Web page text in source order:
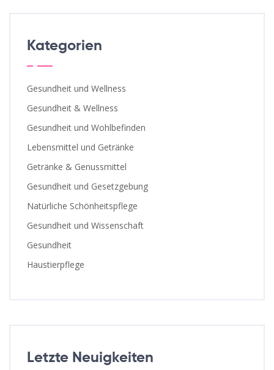
Kategorien
Gesundheit und Wellness
Gesundheit & Wellness
Gesundheit und Wohlbefinden
Lebensmittel und Getränke
Getränke & Genussmittel
Gesundheit und Gesetzgebung
Natürliche Schönheitspflege
Gesundheit und Wissenschaft
Gesundheit
Haustierpflege
Letzte Neuigkeiten